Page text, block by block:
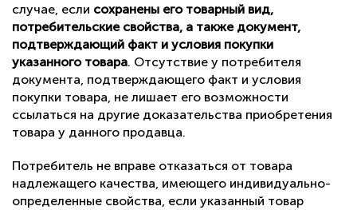
случае, если сохранены его товарный вид,
потребительские свойства, а также документ,
подтверждающий факт и условия покупки
указанного товара. Отсутствие у потребителя
документа, подтверждающего факт и условия
покупки товара, не лишает его возможности
ссылаться на другие доказательства приобретения
товара у данного продавца.
Потребитель не вправе отказаться от товара
надлежащего качества, имеющего индивидуально-
определенные свойства, если указанный товар